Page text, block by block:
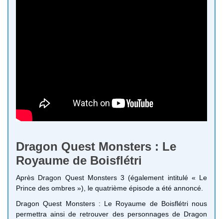
Dragon Quest Monsters : Le
Royaume de Boisflétri
Après Dragon Quest Monsters 3 (également intitulé « Le
Prince des ombres »), le quatrième épisode a été annoncé.
Dragon Quest Monsters : Le Royaume de Boisflétri nous
permettra ainsi de retrouver des personnages de Dragon